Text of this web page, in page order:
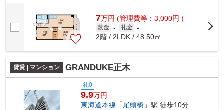
7万円 (管理費等：3,000円 )
敷金 - 礼金 -
2階 / 2LDK / 48.50㎡
賃貸 | マンション GRANDUKE正木
礼0
9.9万円
東海道本線 「尾頭橋 」駅 徒歩10分